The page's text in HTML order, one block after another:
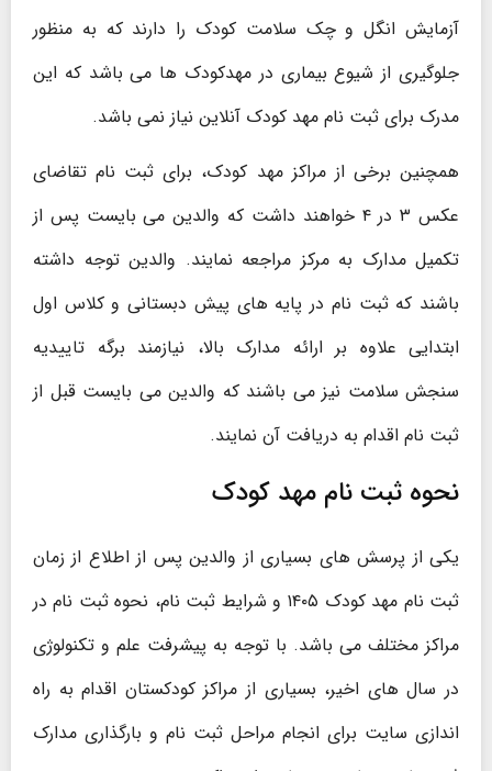
آزمایش انگل و چک سلامت کودک را دارند که به منظور
جلوگیری از شیوع بیماری در مهدکودک ها می باشد که این
مدرک برای ثبت نام مهد کودک آنلاین نیاز نمی باشد.
همچنین برخی از مراکز مهد کودک، برای ثبت نام تقاضای
عکس ۳ در ۴ خواهند داشت که والدین می بایست پس از
تکمیل مدارک به مرکز مراجعه نمایند. والدین توجه داشته
باشند که ثبت نام در پایه های پیش دبستانی و کلاس اول
ابتدایی علاوه بر ارائه مدارک بالا، نیازمند برگه تاییدیه
سنجش سلامت نیز می باشند که والدین می بایست قبل از
ثبت نام اقدام به دریافت آن نمایند.
نحوه ثبت نام مهد کودک
یکی از پرسش های بسیاری از والدین پس از اطلاع از زمان
ثبت نام مهد کودک ۱۴۰۵ و شرایط ثبت نام، نحوه ثبت نام در
مراکز مختلف می باشد. با توجه به پیشرفت علم و تکنولوژی
در سال های اخیر، بسیاری از مراکز کودکستان اقدام به راه
اندازی سایت برای انجام مراحل ثبت نام و بارگذاری مدارک